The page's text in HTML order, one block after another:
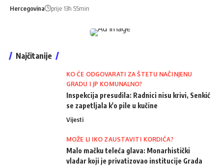
Hercegovina prije 13h 55min
Najčitanije
KO ĆE ODGOVARATI ZA ŠTETU NAČINJENU
GRADU I JP KOMUNALNO?
Inspekcija presudila: Radnici nisu krivi, Senkić
se zapetljala k'o pile u kučine
Vijesti
MOŽE LI IKO ZAUSTAVITI KORDIĆA?
Malo mačku teleća glava: Monarhistički
vladar koji je privatizovao institucije Grada